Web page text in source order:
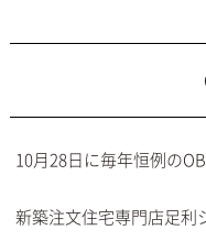
10月28日に毎年恒例の
新築注文住宅専門店足利